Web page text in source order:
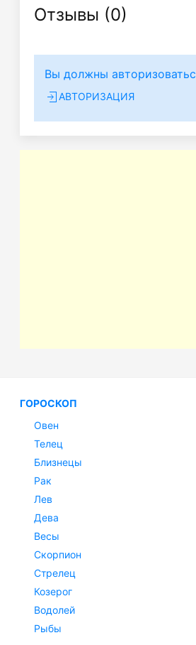
Отзывы (0)
Вы должны
АВТОРИЗАЦИЯ
ГОРОСКОП
Овен
Телец
Близнецы
Рак
Лев
Дева
Весы
Скорпион
Стрелец
Козерог
Водолей
Рыбы